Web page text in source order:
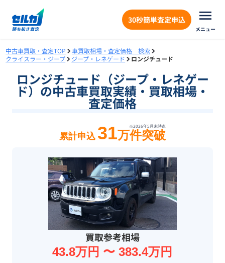
30秒簡単査定申込
メニュー
中古車買取・査定TOP
車買取相場・査定価格 検索
クライスラー・ジープ
ジープ・レネゲード ロンジチュード
ロンジチュード（ジープ・レネゲー
ド）の中古車買取実績・買取相場・
査定価格
※2026年5月末時点
累計申込 31万件突破
買取参考相場
43.8万円 〜 383.4万円